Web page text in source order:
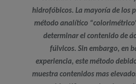
hidrofóbicos. La mayoría de los
método analítico
determinar el contenido de
fúlvicos. Sin embargo, en
experiencia, este método
muestra contenidos mas